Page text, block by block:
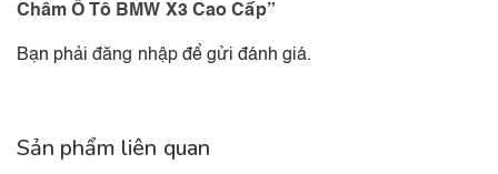
Châm Ô Tô BMW X3 Cao Cấp”
Bạn phảiđăng nhậpđể gửi đánh giá.
Sản phẩm liên quan